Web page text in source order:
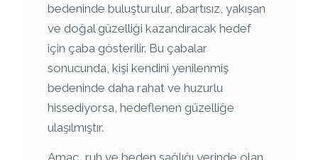
bedeninde buluşturulur, abartısız, yakışan
ve doğal güzelliği kazandıracak hedef
için çaba gösterilir. Bu çabalar
sonucunda, kişi kendini yenilenmiş
bedeninde daha rahat ve huzurlu
hissediyorsa, hedeflenen güzelliğe
ulaşılmıştır.